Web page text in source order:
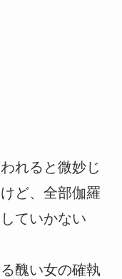
れると微妙じ
ど、全部伽羅
ていかない
醜い女の確執